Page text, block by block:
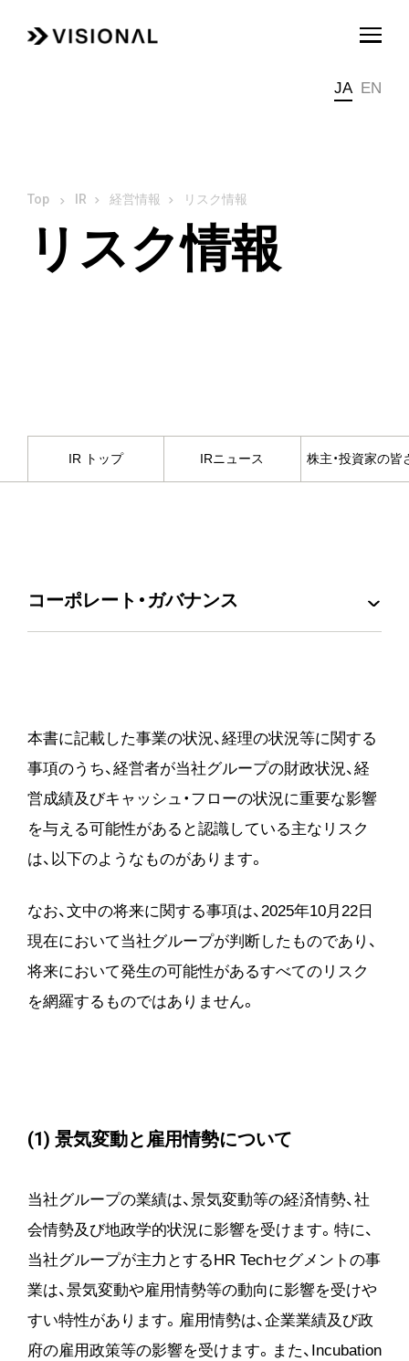
IR 経営情報 リスク情報
リスク情報
JA EN
IR トップ IRニュース 株主・投資家の皆
コーポレート・ガバナンス
本書に記載した事業の状況、経理の状況等に関する
事項のうち、経営者が当社グループの財政状況、経
営成績及びキャッシュ・フローの状況に重要な影響
を与える可能性があると認識している主なリスク
は、以下のようなものがあります。
なお、文中の将来に関する事項は、2025年10月22日
現在において当社グループが判断したものであり、
将来において発生の可能性があるすべてのリスク
を網羅するものではありません。
(1) 景気変動と雇用情勢について
当社グループの業績は、景気変動等の経済情勢、社
会情勢及び地政学的状況に影響を受けます。特に、
当社グループが主力とするHR Techセグメントの事
業は、景気変動や雇用情勢等の動向に影響を受けや
すい特性があります。雇用情勢は、企業業績及び政
府の雇用政策等の影響を受けます。また、Incubation